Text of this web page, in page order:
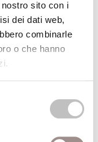
sito con i
dei dati web,
combinarle
o che hanno
alla